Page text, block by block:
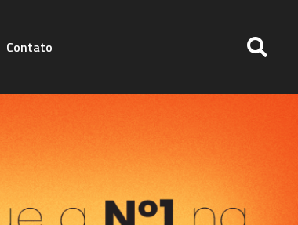
Contato